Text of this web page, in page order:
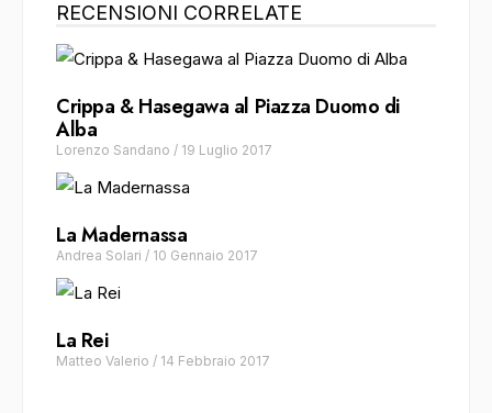
RECENSIONI CORRELATE
Crippa & Hasegawa al Piazza Duomo di
Alba
Lorenzo Sandano / 19 Luglio 2017
La Madernassa
Andrea Solari / 10 Gennaio 2017
La Rei
Matteo Valerio / 14 Febbraio 2017